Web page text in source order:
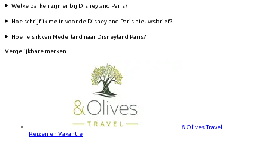
Welke parken zijn er bij Disneyland Paris?
Hoe schrijf ik me in voor de Disneyland Paris nieuwsbrief?
Hoe reis ik van Nederland naar Disneyland Paris?
Vergelijkbare merken
&Olives Travel
Reizen en Vakantie